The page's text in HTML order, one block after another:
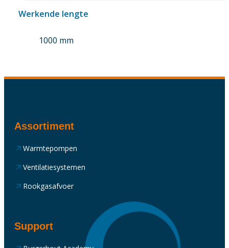
Werkende lengte
1000 mm
Assortiment
Warmtepompen
Ventilatiesystemen
Rookgasafvoer
Support